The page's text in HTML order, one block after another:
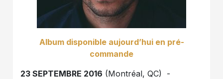
Album disponible aujourd’hui en pré-
commande
23 SEPTEMBRE 2016 (Montréal, QC) -